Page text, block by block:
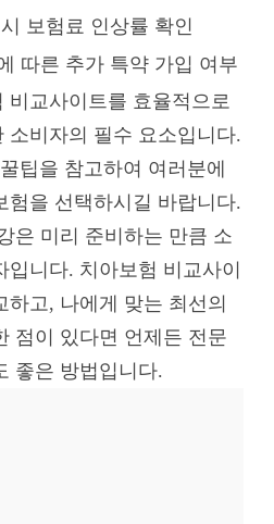
보험료 인상률 확인
따른 추가 특약 가입 여부
비교사이트를 효율적으로
소비자의 필수 요소입니다.
팁을 참고하여 여러분에
험을 선택하시길 바랍니다.
은 미리 준비하는 만큼 소
입니다. 치아보험 비교사이
하고, 나에게 맞는 최선의
점이 있다면 언제든 전문
좋은 방법입니다.